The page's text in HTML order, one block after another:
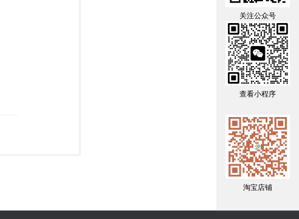
关注公众号
查看小程序
淘宝店铺